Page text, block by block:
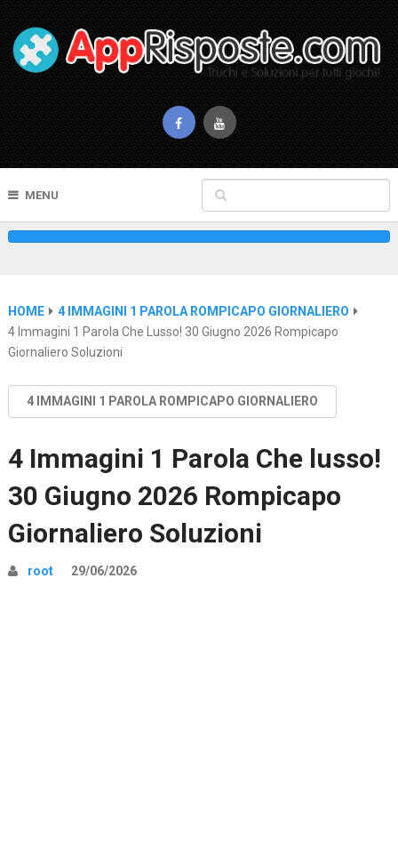
MENU
HOME
4 IMMAGINI 1 PAROLA ROMPICAPO GIORNALIERO
4 Immagini 1 Parola Che Lusso! 30 Giugno 2026 Rompicapo
Giornaliero Soluzioni
4 IMMAGINI 1 PAROLA ROMPICAPO GIORNALIERO
4 Immagini 1 Parola Che lusso!
30 Giugno 2026 Rompicapo
Giornaliero Soluzioni
root 29/06/2026